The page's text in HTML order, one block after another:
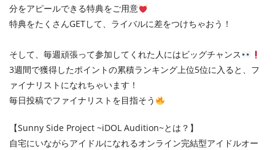
分をアピールできる特典をご用意
特典をたくさんGETして、ライバルに差をつけちゃおう！
そして、毎週頑張って参加してくれた人にはビッグチャンス
3週間で獲得したポイントの累積ランキング上位5位に入ると、フ
ァイナリストになれちゃいます！
毎日投稿でファイナリストを目指そう
【Sunny Side Project ~iDOL Audition~とは？】
自宅にいながらアイドルになれるオンライン完結型アイドルオー